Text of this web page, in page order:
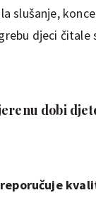
slušanje,
djeci čitale
dobi